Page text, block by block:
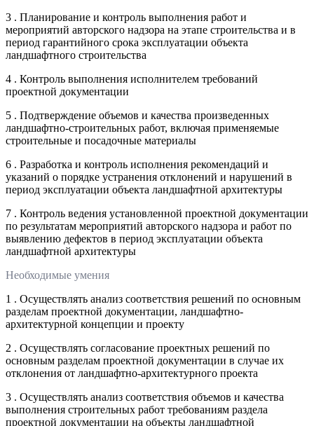
3 . Планирование и контроль выполнения работ и
мероприятий авторского надзора на этапе строительства и в
период гарантийного срока эксплуатации объекта
ландшафтного строительства
4 . Контроль выполнения исполнителем требований
проектной документации
5 . Подтверждение объемов и качества произведенных
ландшафтно-строительных работ, включая применяемые
строительные и посадочные материалы
6 . Разработка и контроль исполнения рекомендаций и
указаний о порядке устранения отклонений и нарушений в
период эксплуатации объекта ландшафтной архитектуры
7 . Контроль ведения установленной проектной документации
по результатам мероприятий авторского надзора и работ по
выявлению дефектов в период эксплуатации объекта
ландшафтной архитектуры
Необходимые умения
1 . Осуществлять анализ соответствия решений по основным
разделам проектной документации, ландшафтно-
архитектурной концепции и проекту
2 . Осуществлять согласование проектных решений по
основным разделам проектной документации в случае их
отклонения от ландшафтно-архитектурного проекта
3 . Осуществлять анализ соответствия объемов и качества
выполнения строительных работ требованиям раздела
проектной документации на объекты ландшафтной